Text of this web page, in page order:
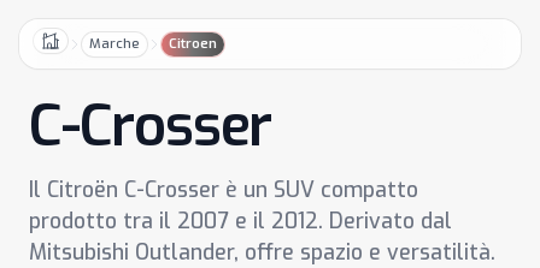
HomeMarche Citroen
C-Crosser
Il Citroën C-Crosser è un SUV compatto
prodotto tra il 2007 e il 2012. Derivato dal
Mitsubishi Outlander, offre spazio e versatilità.